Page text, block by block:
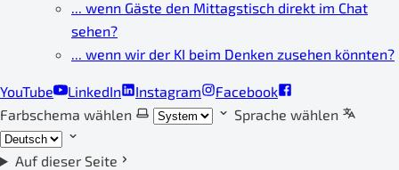
... wenn Gäste den Mittagstisch direkt im Chat
sehen?
... wenn wir der KI beim Denken zusehen könnten?
YouTube LinkedIn Instagram
Facebook
Farbschema wählen
Sprache wählen
Auf dieser Seite